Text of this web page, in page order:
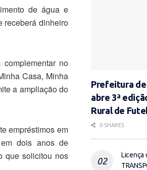
de água e
receberá dinheiro
no
Casa, Minha
a ampliação do
empréstimos em
dois anos de
que solicitou nos
Prefeitura de
abre 3ª
Rural de
0 SHARES
Licença